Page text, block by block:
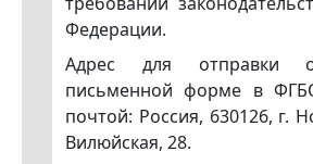
Федерации.
Адрес для отправки
письменной форме в
почтой: Россия, 630126, г.
Вилюйская, 28.